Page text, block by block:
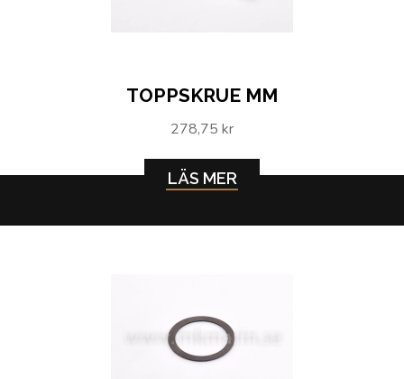
TOPPSKRUE MM
278,75 kr
LÄS MER